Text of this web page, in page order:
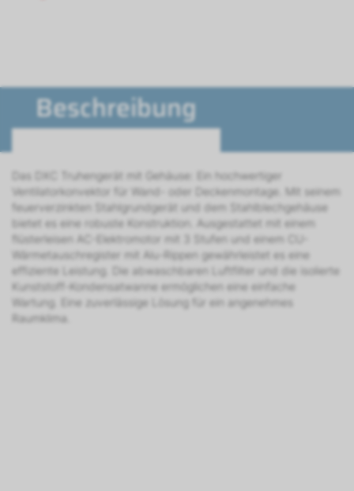
Beschreibung
Das DXC Truhengerät mit Gehäuse: Ein hochwertiger
Ventilatorkonvektor für Wand- oder Deckenmontage. Mit seinem
feuerverzinkten Stahlgrundgerät und dem Stahlblechgehäuse
bietet es eine robuste Konstruktion. Ausgestattet mit einem
flüsterleisen AC-Elektromotor mit 3 Stufen und einem CU-
Wärmetauschregister mit Alu-Rippen gewährleistet es eine
effiziente Leistung. Die abwaschbaren Luftfilter und die isolierte
Kunststoff-Kondensatwanne ermöglichen eine einfache
Wartung. Eine zuverlässige Lösung für ein angenehmes
Raumklima.